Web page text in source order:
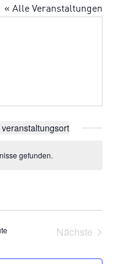
« Alle Veranstaltungen
gefunden.
Nächste